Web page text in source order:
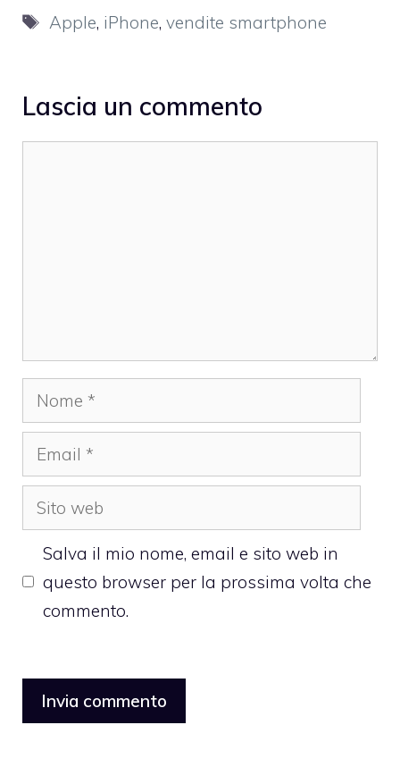
Tag
Apple, iPhone,vendite smartphone
Lascia un commento
Nome
Email
Sito
web
Salva il mio nome, email e sito web in
questo browser per la prossima volta che
commento.